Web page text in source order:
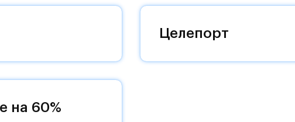
«своей» территорией, куда хочется
на Красногорское и Рублево-Успенское шоссе.
метро МЦД «Одинцово».
Целепорт
на 60%